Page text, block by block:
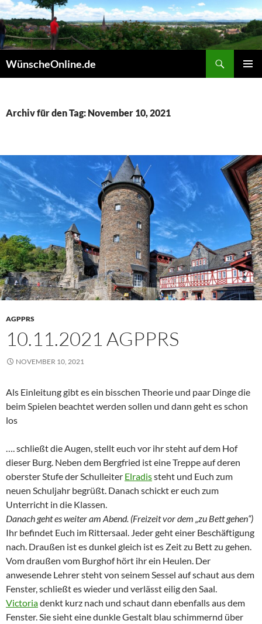
Zum
Inhalt
springen
WünscheOnline.de
Archiv für den Tag: November 10, 2021
AGPPRS
10.11.2021 AGPPRS
NOVEMBER 10, 2021
Als Einleitung gibt es ein bisschen Theorie und paar Dinge die
beim Spielen beachtet werden sollen und dann geht es schon
los
…. schließt die Augen, stellt euch vor ihr steht auf dem Hof
dieser Burg. Neben dem Bergfried ist eine Treppe auf deren
oberster Stufe der Schulleiter Elradissteht und Euch zum
neuen Schuljahr begrüßt. Danach schickt er euch zum
Unterricht in die Klassen.
Danach geht es weiter am Abend. (Freizeit vor dem „zu Bett gehen“)
Ihr befindet Euch im Rittersaal. Jeder geht einer Beschäftigung
nach. Draußen ist es dunkel gleich ist es Zeit zu Bett zu gehen.
Vom draußen vom Burghof hört ihr ein Heulen. Der
anwesende Lehrer steht von seinem Sessel auf schaut aus dem
Fenster, schließt es wieder und verlässt eilig den Saal.
Victoriadenkt kurz nach und schaut dann ebenfalls aus dem
Fenster. Sie sieht eine dunkle Gestalt blau schimmernd über